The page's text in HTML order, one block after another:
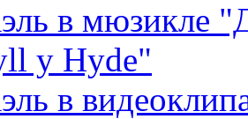
в мюзикле
y Hyde"
в